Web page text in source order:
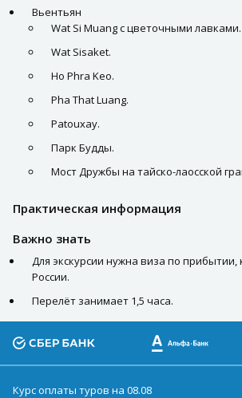
Вьентьян
Wat Si Muang с цветочными лавками.
Wat Sisaket.
Ho Phra Keo.
Pha That Luang.
Patouxay.
Парк Будды.
Мост Дружбы на тайско-лаосской
Практическая информация
Важно знать
Для экскурсии нужна виза по прибытии,
России.
Перелёт занимает 1,5 часа.
Курс оплаты туров на 08.08